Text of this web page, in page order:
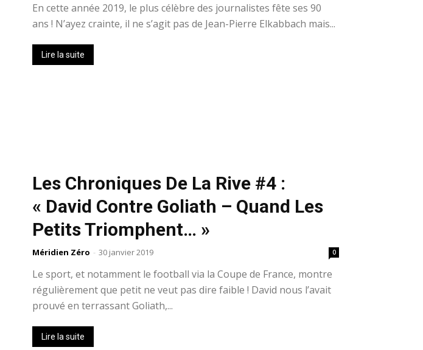
En cette année 2019, le plus célèbre des journalistes fête ses 90
ans ! N’ayez crainte, il ne s’agit pas de Jean-Pierre Elkabbach mais...
Lire la suite
Les Chroniques De La Rive #4 :
« David Contre Goliath – Quand Les
Petits Triomphent… »
Méridien Zéro - 30 janvier 2019 0
Le sport, et notamment le football via la Coupe de France, montre
régulièrement que petit ne veut pas dire faible ! David nous l’avait
prouvé en terrassant Goliath,...
Lire la suite